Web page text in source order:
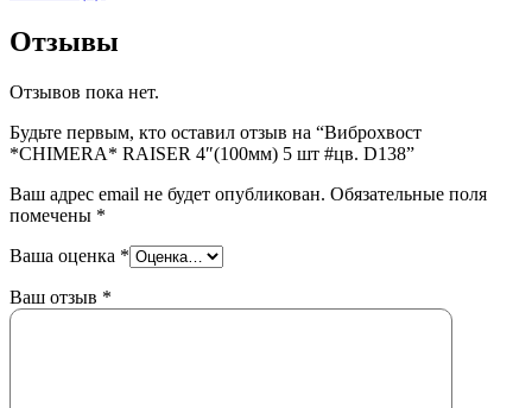
Отзывы
Отзывов пока нет.
Будьте первым, кто оставил отзыв на “Виброхвост
*CHIMERA* RAISER 4″(100мм) 5 шт #цв. D138”
Ваш адрес email не будет опубликован. Обязательные поля
помечены *
Ваша оценка *
Ваш отзыв *